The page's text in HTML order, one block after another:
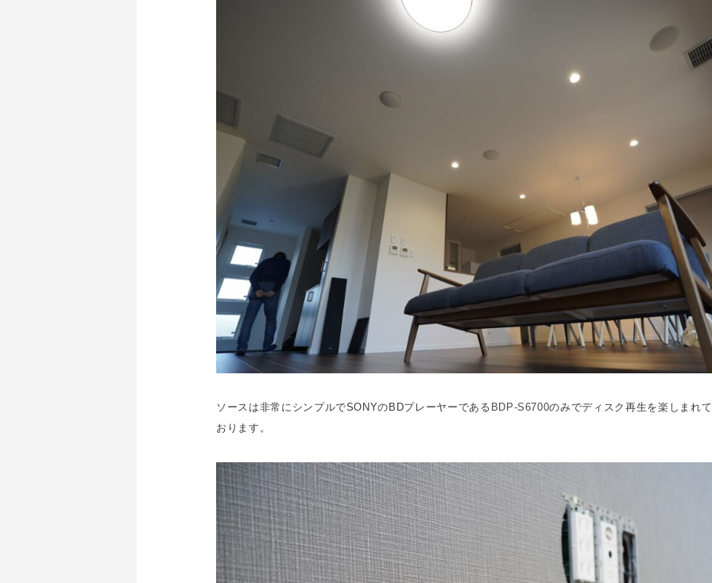
ソースは非常にシンプルでSONYのBDプレーヤーである BDP-S6700のみでディスク再生を楽しまれて
おります。